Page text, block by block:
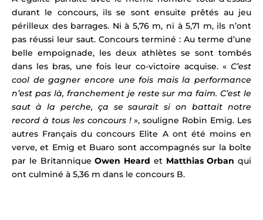
durant le concours, ils se sont ensuite prêtés au jeu
périlleux des barrages. Ni à 5,76 m, ni à 5,71 m, ils n’ont
pas réussi leur saut. Concours terminé : Au terme d’une
belle empoignade, les deux athlètes se sont tombés
dans les bras, une fois leur co-victoire acquise. « C’est
cool de gagner encore une fois mais la performance
n’est pas là, franchement je reste sur ma faim. C’est le
saut à la perche, ça se saurait si on battait notre
record à tous les concours !», souligne Robin Emig. Les
autres Français du concours Elite A ont été moins en
verve, et Emig et Buaro sont accompagnés sur la boîte
par le BritanniqueOwen Heard et Matthias Orban qui
ont culminé à 5,36 m dans le concours B.